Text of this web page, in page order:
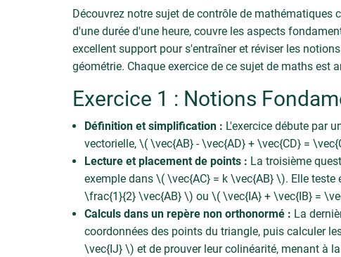
Découvrez notre sujet de contrôle de mathématiques
d'une durée d'une heure, couvre les aspects
excellent support pour s'entraîner et réviser les
géométrie. Chaque exercice de ce sujet de maths est
Exercice 1 : Notions
Définition et simplification : L'exercice débute par
vectorielle, \( \vec{AB} - \vec{AD} + \vec{CD} =
Lecture et placement de points : La troisième
exemple dans \( \vec{AC} = k \vec{AB} \). Elle
\frac{1}{2} \vec{AB} \) ou \( \vec{IA} + \vec{IB} =
Calculs dans un repère non orthonormé : La
coordonnées des points du triangle, puis calculer
\vec{IJ} \) et de prouver leur colinéarité, menant à